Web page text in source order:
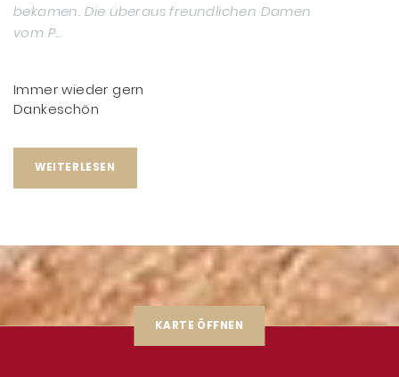
bekamen. Die überaus freundlichen Damen
vom P...
Immer wieder gern
Dankeschön
WEITERLESEN
KARTE ÖFFNEN